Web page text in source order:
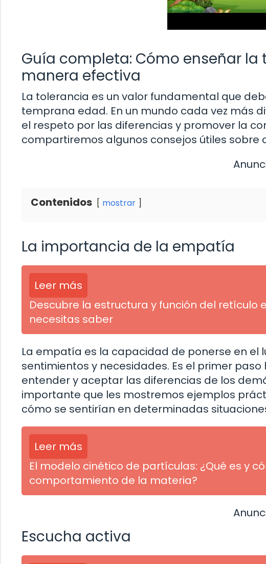
Guía completa: Cómo enseñar la
manera efectiva
La tolerancia es un valor fundamental que
temprana edad. En un mundo cada vez más
el respeto por las diferencias y promover la
compartiremos algunos consejos útiles sobre
Contenidos mostrar
La importancia de la empatía
Leer más
Descubre la estructura y función del
necesitas saber
La empatía es la capacidad de ponerse en el
sentimientos y necesidades. Es el primer
entender y aceptar las diferencias de los
importante que les mostremos ejemplos
cómo se sentirían en determinadas
Leer más
El modelo cinético de partículas: ¿Qué es y
comportamiento de la materia?
Escucha activa